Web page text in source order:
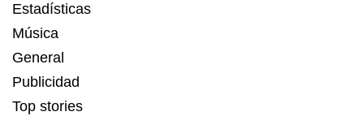
Estadísticas
Música
General
Publicidad
Top stories